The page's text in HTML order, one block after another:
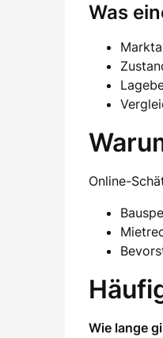
Was
Online-
Wie lange